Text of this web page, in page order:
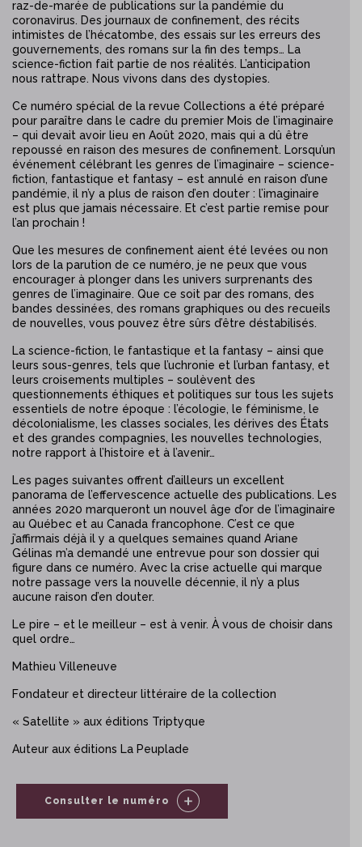
raz-de-marée de publications sur la pandémie du
coronavirus. Des journaux de confinement, des récits
intimistes de l’hécatombe, des essais sur les erreurs des
gouvernements, des romans sur la fin des temps… La
science-fiction fait partie de nos réalités. L’anticipation
nous rattrape. Nous vivons dans des dystopies.
Ce numéro spécial de la revue Collections a été préparé
pour paraître dans le cadre du premier Mois de l’imaginaire
– qui devait avoir lieu en Août 2020, mais qui a dû être
repoussé en raison des mesures de confinement. Lorsqu’un
événement célébrant les genres de l’imaginaire – science-
fiction, fantastique et fantasy – est annulé en raison d’une
pandémie, il n’y a plus de raison d’en douter : l’imaginaire
est plus que jamais nécessaire. Et c’est partie remise pour
l’an prochain !
Que les mesures de confinement aient été levées ou non
lors de la parution de ce numéro, je ne peux que vous
encourager à plonger dans les univers surprenants des
genres de l’imaginaire. Que ce soit par des romans, des
bandes dessinées, des romans graphiques ou des recueils
de nouvelles, vous pouvez être sûrs d’être déstabilisés.
La science-fiction, le fantastique et la fantasy – ainsi que
leurs sous-genres, tels que l’uchronie et l’urban fantasy, et
leurs croisements multiples – soulèvent des
questionnements éthiques et politiques sur tous les sujets
essentiels de notre époque : l’écologie, le féminisme, le
décolonialisme, les classes sociales, les dérives des États
et des grandes compagnies, les nouvelles technologies,
notre rapport à l’histoire et à l’avenir…
Les pages suivantes offrent d’ailleurs un excellent
panorama de l’effervescence actuelle des publications. Les
années 2020 marqueront un nouvel âge d’or de l’imaginaire
au Québec et au Canada francophone. C’est ce que
j’affirmais déjà il y a quelques semaines quand Ariane
Gélinas m’a demandé une entrevue pour son dossier qui
figure dans ce numéro. Avec la crise actuelle qui marque
notre passage vers la nouvelle décennie, il n’y a plus
aucune raison d’en douter.
Le pire – et le meilleur – est à venir. À vous de choisir dans
quel ordre…
Mathieu Villeneuve
Fondateur et directeur littéraire de la collection
« Satellite » aux éditions Triptyque
Auteur aux éditions La Peuplade
Consulter le numéro